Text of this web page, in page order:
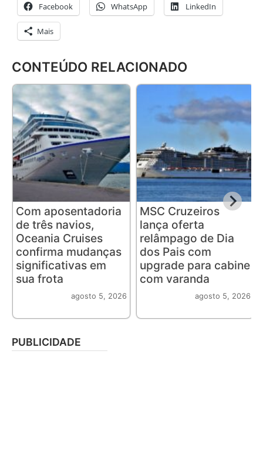
Facebook WhatsApp LinkedIn
Mais
CONTEÚDO RELACIONADO
Com aposentadoria
de três navios,
Oceania Cruises
confirma mudanças
significativas em
sua frota
agosto 5, 2026
MSC Cruzeiros
lança oferta
relâmpago de Dia
dos Pais com
upgrade para cabine
com varanda
agosto 5, 2026
PUBLICIDADE